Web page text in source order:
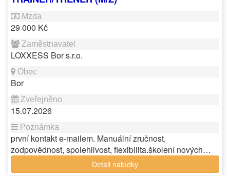
29 000 Kč
LOXXESS Bor s.r.o.
Bor
15.07.2026
první kontakt e-mailem. Manuální zručnost,
zodpovědnost, spolehlivost, flexibilita.školení nových…
Detail nabídky